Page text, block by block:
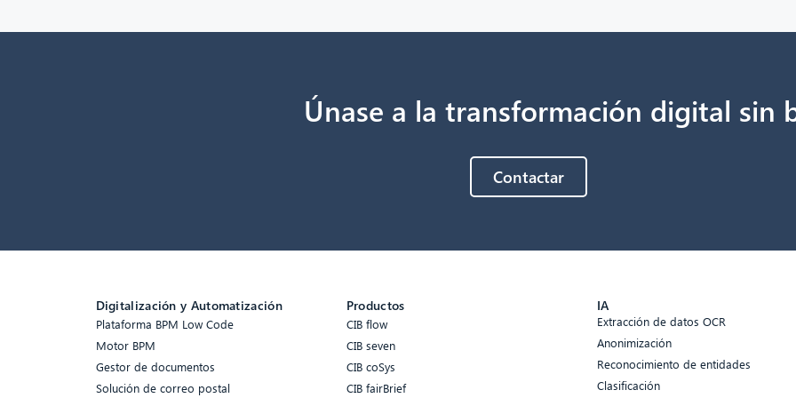
Únase a la transformación digital sin
Contactar
Digitalización y Automatización
Plataforma BPM Low Code
Motor BPM
Gestor de documentos
Solución de correo postal
Productos
CIB flow
CIB seven
CIB coSys
CIB fairBrief
IA
Extracción de datos OCR
Anonimización
Reconocimiento de entidades
Clasificación